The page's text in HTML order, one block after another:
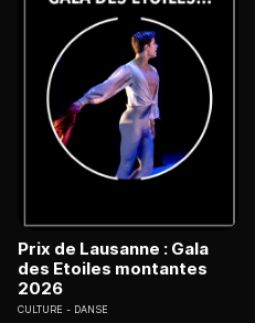
Prix de Lausanne : Gala
des Etoiles montantes
2026
CULTURE DANSE